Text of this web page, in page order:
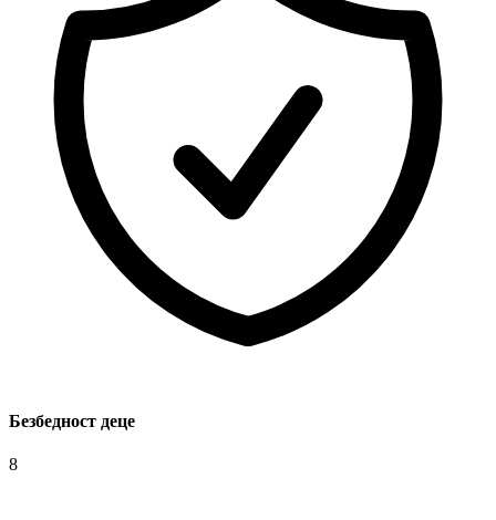
Безбедност деце
8